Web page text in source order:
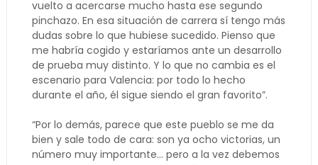
vuelto a acercarse mucho hasta ese segundo
pinchazo. En esa situación de carrera sí tengo más
dudas sobre lo que hubiese sucedido. Pienso que
me habría cogido y estaríamos ante un desarrollo
de prueba muy distinto. Y lo que no cambia es el
escenario para Valencia: por todo lo hecho
durante el año, él sigue siendo el gran favorito”.
“Por lo demás, parece que este pueblo se me da
bien y sale todo de cara: son ya ocho victorias, un
número muy importante… pero a la vez debemos